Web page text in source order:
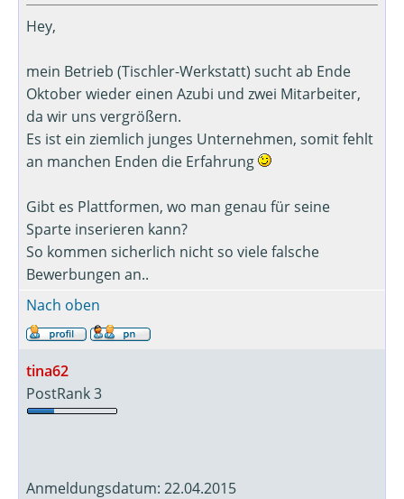
Hey,
mein Betrieb (Tischler-Werkstatt) sucht ab Ende
Oktober wieder einen Azubi und zwei Mitarbeiter,
da wir uns vergrößern.
Es ist ein ziemlich junges Unternehmen, somit fehlt
an manchen Enden die Erfahrung
Gibt es Plattformen, wo man genau für seine
Sparte inserieren kann?
So kommen sicherlich nicht so viele falsche
Bewerbungen an..
Nach oben
tina62
PostRank 3
Anmeldungsdatum: 22.04.2015